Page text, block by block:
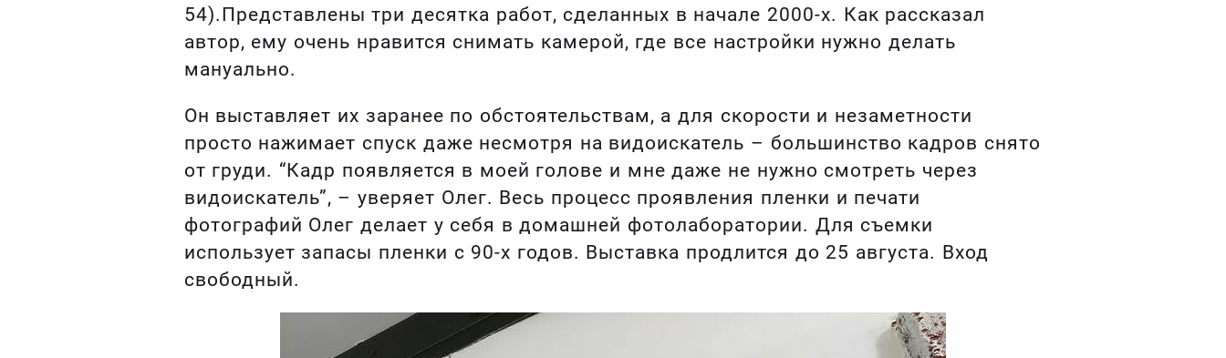
54).Представлены три десятка работ, сделанных в начале 2000-х. Как рассказал
автор, ему очень нравится снимать камерой, где все настройки нужно делать
мануально.
Он выставляет их заранее по обстоятельствам, а для скорости и незаметности
просто нажимает спуск даже несмотря на видоискатель – большинство кадров снято
от груди. “Кадр появляется в моей голове и мне даже не нужно смотреть через
видоискатель”, – уверяет Олег. Весь процесс проявления пленки и печати
фотографий Олег делает у себя в домашней фотолаборатории. Для съемки
использует запасы пленки с 90-х годов. Выставка продлится до 25 августа. Вход
свободный.